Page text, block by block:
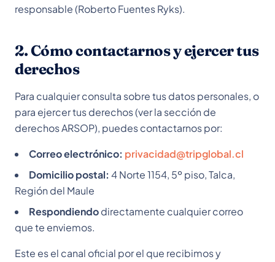
responsable (Roberto Fuentes Ryks).
2. Cómo contactarnos y ejercer tus
derechos
Para cualquier consulta sobre tus datos personales, o
para ejercer tus derechos (ver la sección de
derechos ARSOP), puedes contactarnos por:
Correo electrónico: privacidad@tripglobal.cl
Domicilio postal: 4 Norte 1154, 5º piso, Talca,
Región del Maule
Respondiendodirectamente cualquier correo
que te enviemos.
Este es el canal oficial por el que recibimos y